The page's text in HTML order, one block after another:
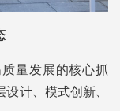
量发展的核心抓
计、模式创新、